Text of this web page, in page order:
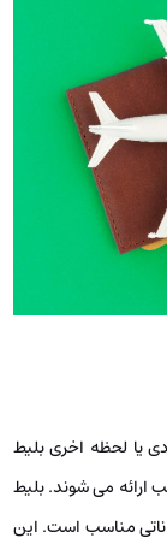
یا لحظه اخری بلیط
ارائه می شوند. بلیط
مناسب است. این